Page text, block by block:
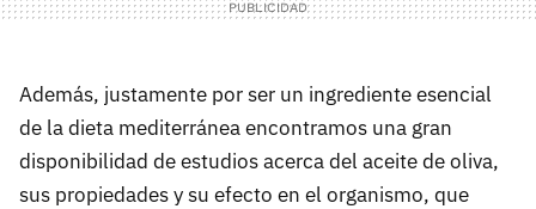
Además, justamente por ser un ingrediente esencial
de la dieta mediterránea encontramos una gran
disponibilidad de estudios acerca del aceite de oliva,
sus propiedades y su efecto en el organismo, que